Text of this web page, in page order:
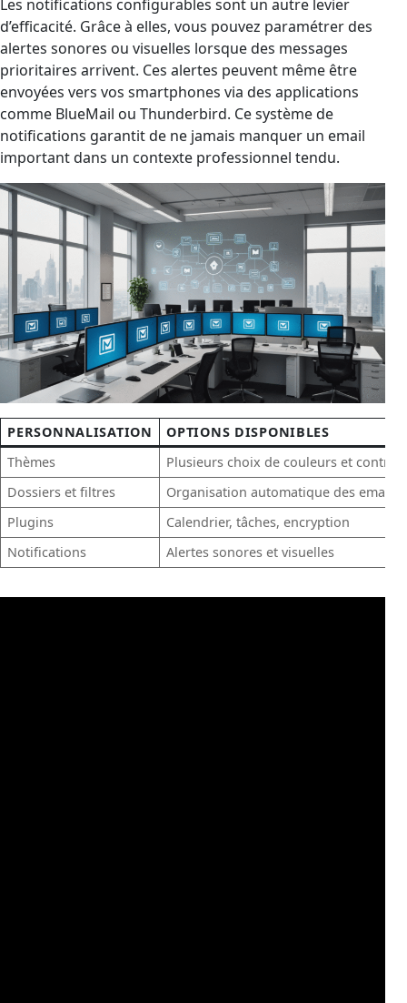
Les notifications configurables sont un autre levier
d’efficacité. Grâce à elles, vous pouvez paramétrer des
alertes sonores ou visuelles lorsque des messages
prioritaires arrivent. Ces alertes peuvent même être
envoyées vers vos smartphones via des applications
comme BlueMail ou Thunderbird. Ce système de
notifications garantit de ne jamais manquer un email
important dans un contexte professionnel tendu.
PERSONNALISATION
OPTIONS DISPONIBLES
Thèmes
Plusieurs choix de couleurs et
Dossiers et filtres
Organisation automatique des emails
Plugins
Calendrier, tâches, encryption
Notifications
Alertes sonores et visuelles